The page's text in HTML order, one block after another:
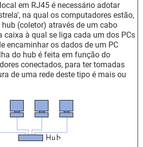
em RJ45 é necessário adotar
na qual os computadores estão,
(coletor) através de um cabo
caixa à qual se liga cada um dos PCs
encaminhar os dados de um PC
do hub é feita em função do
conectados, para ter tomadas
de uma rede deste tipo é mais ou